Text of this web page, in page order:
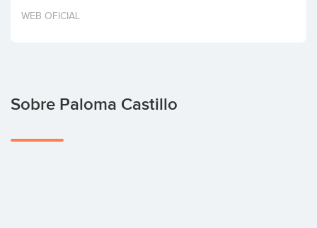
Invertir
WEB OFICIAL
Sobre Paloma Castillo